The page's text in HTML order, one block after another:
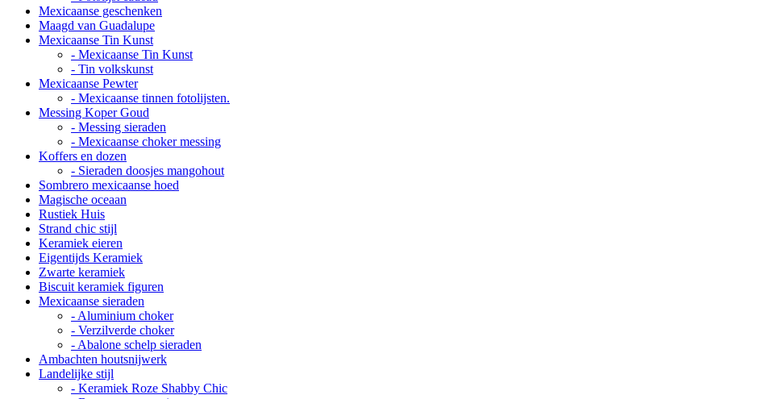
Mexicaanse geschenken
Maagd van Guadalupe
Mexicaanse Tin Kunst
- Mexicaanse Tin Kunst
- Tin volkskunst
Mexicaanse Pewter
- Mexicaanse tinnen fotolijsten.
Messing Koper Goud
- Messing sieraden
- Mexicaanse choker messing
Koffers en dozen
- Sieraden doosjes mangohout
Sombrero mexicaanse hoed
Magische oceaan
Rustiek Huis
Strand chic stijl
Keramiek eieren
Eigentijds Keramiek
Zwarte keramiek
Biscuit keramiek figuren
Mexicaanse sieraden
- Aluminium choker
- Verzilverde choker
- Abalone schelp sieraden
Ambachten houtsnijwerk
Landelijke stijl
- Keramiek Roze Shabby Chic